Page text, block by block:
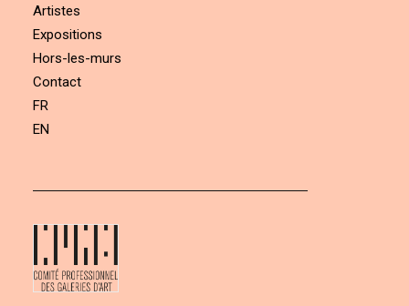
Artistes
Expositions
Hors-les-murs
Contact
FR
EN